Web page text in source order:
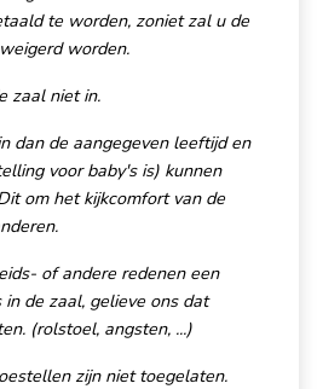
te worden, zoniet zal u de
worden.
zaal niet in.
dan de aangegeven leeftijd en
voor baby's is) kunnen
om het kijkcomfort van de
of andere redenen een
de zaal, gelieve ons dat
(rolstoel, angsten, ...)
zijn niet toegelaten.